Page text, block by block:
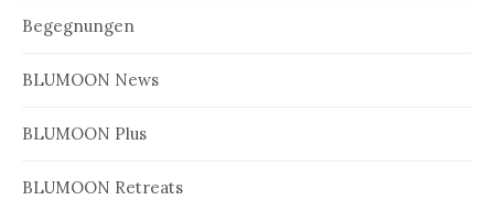
Begegnungen
BLUMOON News
BLUMOON Plus
BLUMOON Retreats